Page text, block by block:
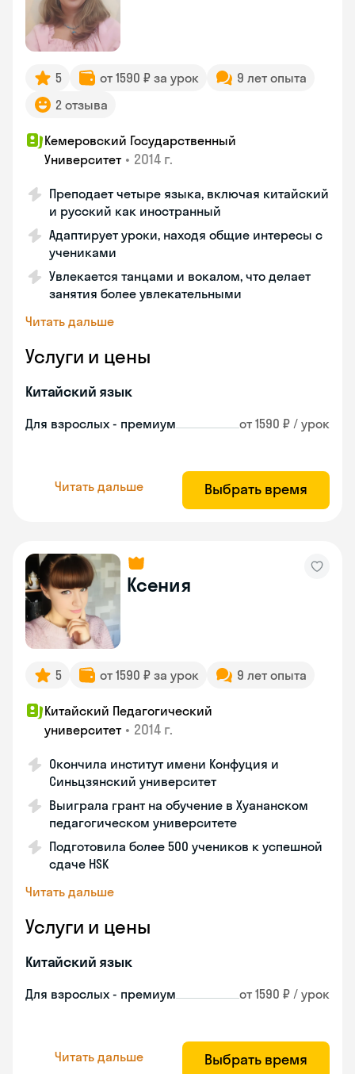
5 от 1590 ₽ за урок
9 лет опыта
2 отзыва
Кемеровский Государственный
Университет • 2014 г.
Преподает четыре языка, включая китайский
и русский как иностранный
Адаптирует уроки, находя общие интересы с
учениками
Увлекается танцами и вокалом, что делает
занятия более увлекательными
Читать дальше
Услуги и цены
Китайский язык
Для взрослых - премиум от 1590 ₽ / урок
Читать дальше Выбрать время
Ксения
5 от 1590 ₽ за урок 9 лет опыта
Китайский Педагогический
университет • 2014 г.
Окончила институт имени Конфуция и
Синьцзянский университет
Выиграла грант на обучение в Хуананском
педагогическом университете
Подготовила более 500 учеников к успешной
сдаче HSK
Читать дальше
Услуги и цены
Китайский язык
Для взрослых - премиум от 1590 ₽ / урок
Читать дальше Выбрать время